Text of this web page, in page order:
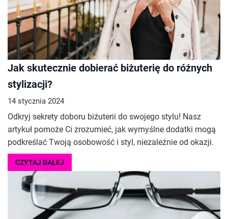
Jak skutecznie dobierać biżuterię do różnych
stylizacji?
14 stycznia 2024
Odkryj sekrety doboru biżuterii do swojego stylu! Nasz
artykuł pomoże Ci zrozumieć, jak wymyślne dodatki mogą
podkreślać Twoją osobowość i styl, niezależnie od okazji.
CZYTAJ DALEJ